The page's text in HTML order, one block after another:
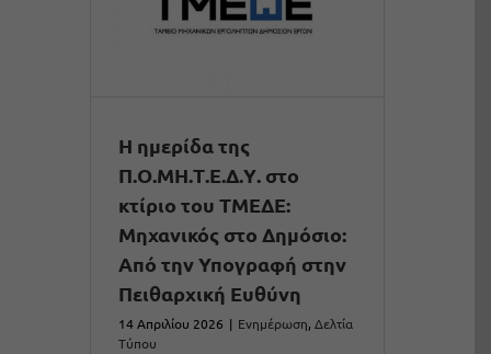
H ημερίδα της
Π.Ο.ΜΗ.Τ.Ε.Δ.Υ. στο
κτίριο του ΤΜΕΔΕ:
Μηχανικός στο Δημόσιο:
Από την Υπογραφή στην
Πειθαρχική Ευθύνη
14 Απριλίου 2026 | Ενημέρωση, Δελτία
Τύπου